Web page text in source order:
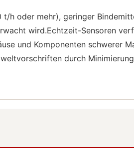
h oder mehr), geringer
wird.Echtzeit-Sensoren
und Komponenten schwerer
durch